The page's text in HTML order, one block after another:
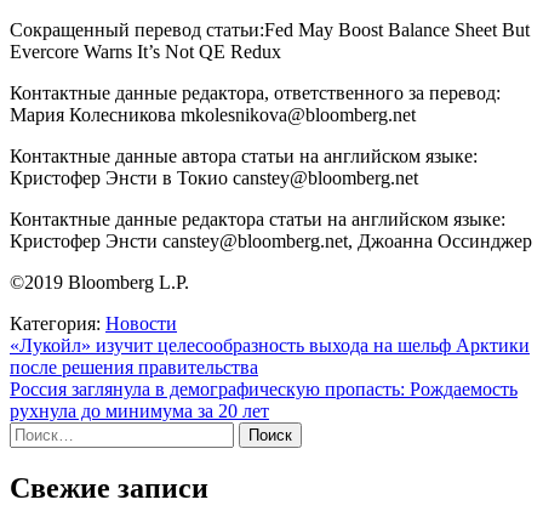
Сокращенный перевод статьи:Fed May Boost Balance Sheet But
Evercore Warns It’s Not QE Redux
Контактные данные редактора, ответственного за перевод:
Мария Колесникова mkolesnikova@bloomberg.net
Контактные данные автора статьи на английском языке:
Кристофер Энсти в Токио canstey@bloomberg.net
Контактные данные редактора статьи на английском языке:
Кристофер Энсти canstey@bloomberg.net, Джоанна Оссинджер
©2019 Bloomberg L.P.
Категория: Новости
Навигация
по
записям
«Лукойл» изучит целесообразность выхода на шельф Арктики
после решения правительства
Россия заглянула в демографическую пропасть: Рождаемость
рухнула до минимума за 20 лет
Найти:
Свежие записи